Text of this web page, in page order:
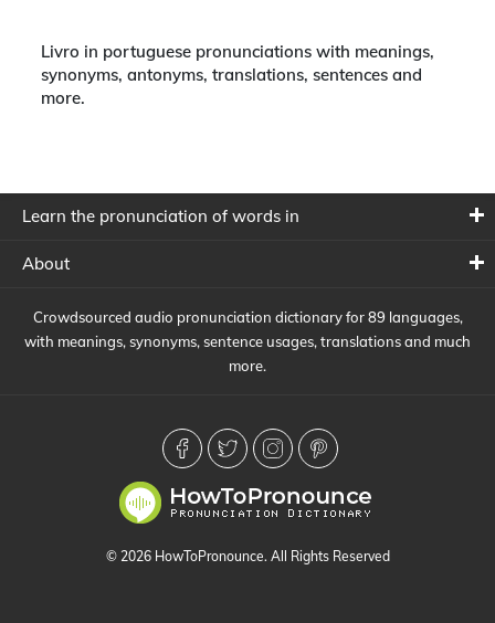
Livro in portuguese pronunciations with meanings,
synonyms, antonyms, translations, sentences and
more.
Learn the pronunciation of words in
About
Crowdsourced audio pronunciation dictionary for 89 languages,
with meanings, synonyms, sentence usages, translations and much
more.
© 2026 HowToPronounce. All Rights Reserved